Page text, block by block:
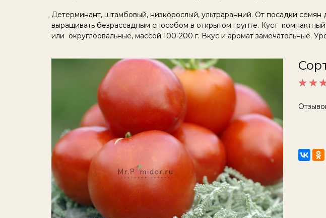
Детерминант, штамбовый, низкорослый, ультраранний. От посадки
выращивать безрассадным способом в открытом грунте. Куст
или округлоовальные, массой 100-200 г. Вкус и аромат замечательные.